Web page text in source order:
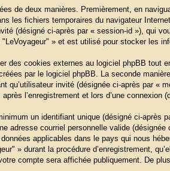
de deux manières. Premièrement, en
les fichiers temporaires du navigateur
(désigné ci-après par « session-id »), qui
» et est utilisé pour stocker les
des cookies externes au logiciel phpBB tout
par le logiciel phpBB. La seconde
qu’utilisateur invité (désignée ci-après par «
l’enregistrement et lors d’une connexion
un identifiant unique (désigné ci-après
adresse courriel personnelle valide
applicables dans le pays qui nous
» durant la procédure d’enregistrement,
compte sera affichée publiquement. De